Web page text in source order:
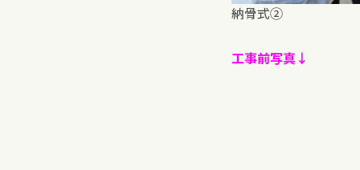
納骨式②
工事前写真↓